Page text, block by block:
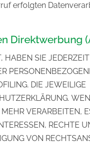
erfolgten
HABEN SIE
DIE JEWEILIGE
VERARBEITEN,
RECHTE
VON